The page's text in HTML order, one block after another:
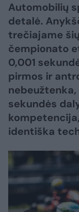
Automobilių
detalė.
trečiajame
čempionato
0,001
pirmos ir
sekundės
identiška